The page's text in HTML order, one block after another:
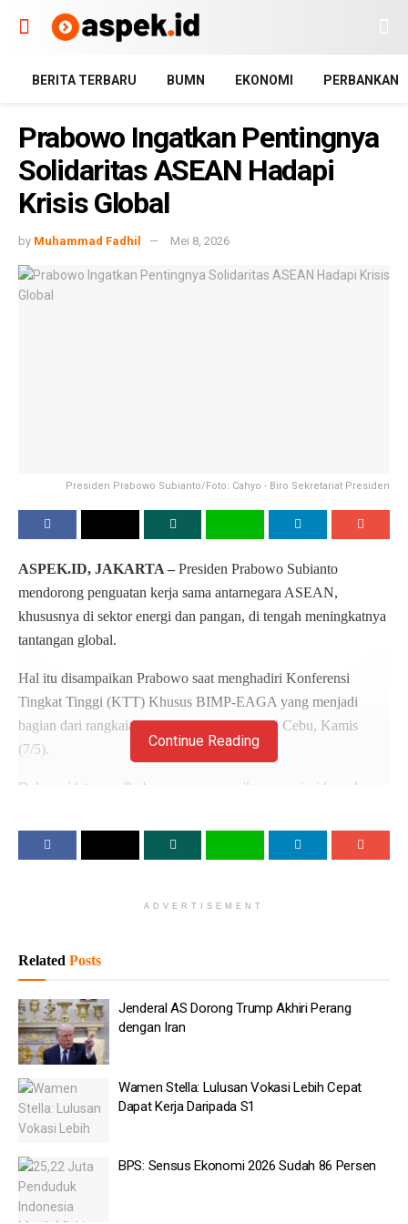
BERITA TERBARU BUMN EKONOMI PERBANKAN
Prabowo Ingatkan Pentingnya
Solidaritas ASEAN Hadapi
Krisis Global
by Muhammad Fadhil Mei 8, 2026
Presiden Prabowo Subianto/Foto: Cahyo - Biro Sekretariat Presiden
ASPEK.ID, JAKARTA – Presiden Prabowo Subianto
mendorong penguatan kerja sama antarnegara ASEAN,
khususnya di sektor energi dan pangan, di tengah meningkatnya
tantangan global.
Hal itu disampaikan Prabowo saat menghadiri Konferensi
Tingkat Tinggi (KTT) Khusus BIMP-EAGA yang menjadi
bagian dari rangkaian KTT ASEAN ke-48 di Cebu, Kamis
(7/5).
Dalam pidatonya, Prabowo menyampaikan apresiasi kepada
kepemimpinannya dalam forum tersebut. Ia menilai pertemuan
BIMP-EAGA berlangsung di tengah situasi global yang penuh
Jenderal AS Dorong Trump Akhiri Perang dengan Iran
Wamen Stella: Lulusan Vokasi Lebih Cepat Dapat Kerja
Daripada S1
BPS: Sensus Ekonomi 2026 Sudah 86 Persen
OJK: Dana Asing Masuk ke Pinjol Rp 17 Triliun
Nezar Patria: 3 Strategis Dosen Hadapi AI Generatif
BI Ubah Uang Rusak jadi Medali
Continue Reading
ADVERTISEMENT
Related Posts
Jenderal AS Dorong Trump Akhiri Perang
dengan Iran
Wamen Stella: Lulusan Vokasi Lebih Cepat
Dapat Kerja Daripada S1
BPS: Sensus Ekonomi 2026 Sudah 86 Persen